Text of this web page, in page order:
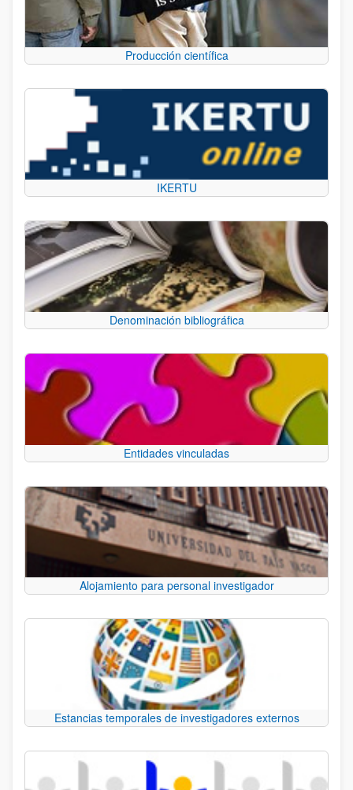
Producción científica
IKERTU
Denominación bibliográfica
Entidades vinculadas
Alojamiento para personal investigador
Estancias temporales de investigadores externos